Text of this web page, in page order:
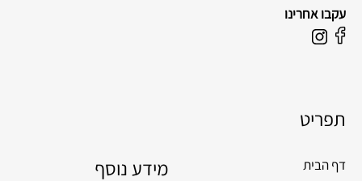
עקבו אחרינו
F
b
o
I
a
r
תפריט
דף הבית
מידע נוסף